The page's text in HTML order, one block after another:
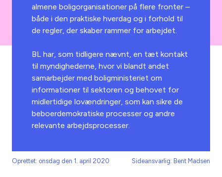
almene boligorganisationer på flere fronter –
både i den praktiske hverdag og i forhold til
de regler, der skaber rammer for arbejdet.
BL har, som tidligere nævnt, en tæt kontakt
til myndighederne, hvor vi blandt andet
samarbejder med boligministeriet om
informationer til sektoren og behovet for
midlertidige lovændringer, som kan sikre de
beboerdemokratiske processer og andre
relevante arbejdsprocesser.
Oprettet: onsdag den 1. april 2020 Sideansvarlig: Bent Madsen